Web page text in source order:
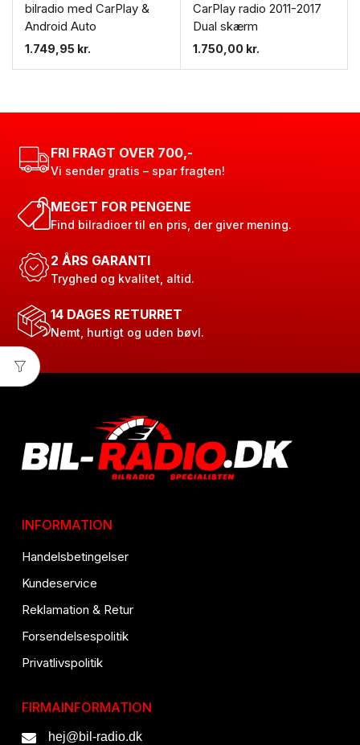
bilradio med CarPlay &
Android Auto
1.749,95 kr.
CarPlay radio 2011-2017
Dual skærm
1.750,00 kr.
FRI FRAGT OVER 700,-
Vi sender gratis – spar fragten!
MEGET FOR PENGENE
Find bilradioer til en pris, der giver mening.
2 ÅRS GARANTI
Tryghed og kvalitet, altid.
14 DAGES RETURRET
Nemt, hurtigt og uden bøvl.
INFORMATION
Handelsbetingelser
Kundeservice
Reklamation & Retur
Forsendelsespolitik
Privatlivspolitik
FIRMAINFORMATION
hej@bil-radio.dk